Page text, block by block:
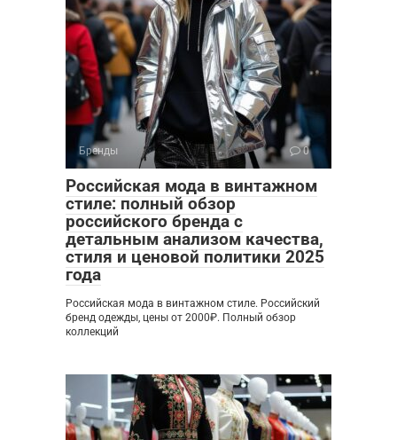
Бренды 0
Российская мода в винтажном
стиле: полный обзор
российского бренда с
детальным анализом качества,
стиля и ценовой политики 2025
года
Российская мода в винтажном стиле. Российский
бренд одежды, цены от 2000₽. Полный обзор
коллекций